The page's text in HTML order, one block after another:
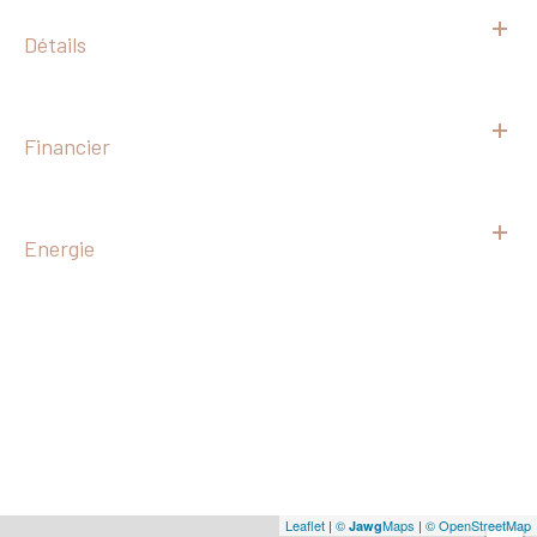
Détails
Financier
Energie
Leaflet | © JawgMaps | © OpenStreetMap